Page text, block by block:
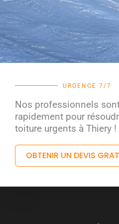
URGENCE 7/7
Nos professionnels
rapidement pour
toiture urgents à Thiery !
OBTENIR UN DEVIS